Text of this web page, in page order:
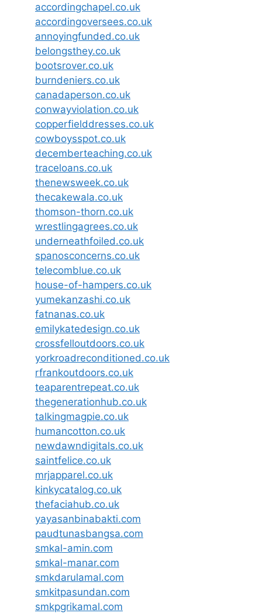
accordingchapel.co.uk
accordingoversees.co.uk
annoyingfunded.co.uk
belongsthey.co.uk
bootsrover.co.uk
burndeniers.co.uk
canadaperson.co.uk
conwayviolation.co.uk
copperfielddresses.co.uk
cowboysspot.co.uk
decemberteaching.co.uk
traceloans.co.uk
thenewsweek.co.uk
thecakewala.co.uk
thomson-thorn.co.uk
wrestlingagrees.co.uk
underneathfoiled.co.uk
spanosconcerns.co.uk
telecomblue.co.uk
house-of-hampers.co.uk
yumekanzashi.co.uk
fatnanas.co.uk
emilykatedesign.co.uk
crossfelloutdoors.co.uk
yorkroadreconditioned.co.uk
rfrankoutdoors.co.uk
teaparentrepeat.co.uk
thegenerationhub.co.uk
talkingmagpie.co.uk
humancotton.co.uk
newdawndigitals.co.uk
saintfelice.co.uk
mrjapparel.co.uk
kinkycatalog.co.uk
thefaciahub.co.uk
yayasanbinabakti.com
paudtunasbangsa.com
smkal-amin.com
smkal-manar.com
smkdarulamal.com
smkitpasundan.com
smkpgrikamal.com